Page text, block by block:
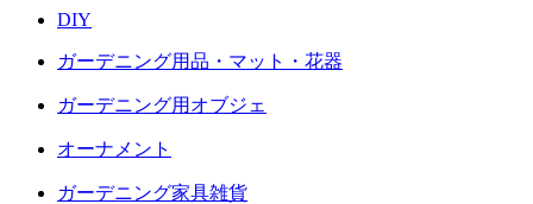
DIY
ガーデニング用品・マット・花器
ガーデニング用オブジェ
オーナメント
ガーデニング家具雑貨